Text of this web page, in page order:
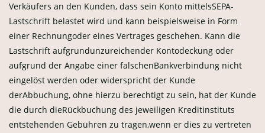
Verkäufers an den Kunden, dass sein Konto mittelsSEPA-
Lastschrift belastet wird und kann beispielsweise in Form
einer Rechnungoder eines Vertrages geschehen. Kann die
Lastschrift aufgrundunzureichender Kontodeckung oder
aufgrund der Angabe einer falschenBankverbindung nicht
eingelöst werden oder widerspricht der Kunde
derAbbuchung, ohne hierzu berechtigt zu sein, hat der Kunde
die durch dieRückbuchung des jeweiligen Kreditinstituts
entstehenden Gebühren zu tragen,wenn er dies zu vertreten